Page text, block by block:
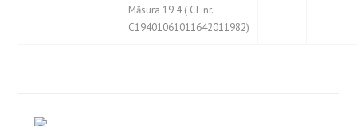
Măsura 19.4 ( CF nr.
C19401061011642011982)